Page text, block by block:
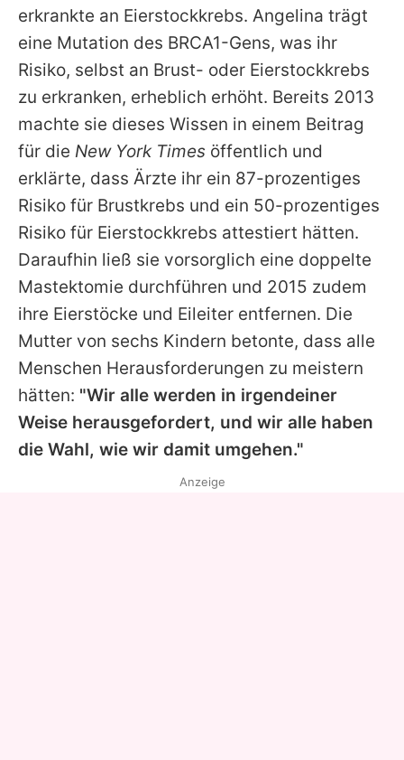
erkrankte an Eierstockkrebs. Angelina trägt
eine Mutation des BRCA1-Gens, was ihr
Risiko, selbst an Brust- oder Eierstockkrebs
zu erkranken, erheblich erhöht. Bereits 2013
machte sie dieses Wissen in einem Beitrag
für die New York Times öffentlich und
erklärte, dass Ärzte ihr ein 87-prozentiges
Risiko für Brustkrebs und ein 50-prozentiges
Risiko für Eierstockkrebs attestiert hätten.
Daraufhin ließ sie vorsorglich eine doppelte
Mastektomie durchführen und 2015 zudem
ihre Eierstöcke und Eileiter entfernen. Die
Mutter von sechs Kindern betonte, dass alle
Menschen Herausforderungen zu meistern
hätten: "Wir alle werden in irgendeiner
Weise herausgefordert, und wir alle haben
die Wahl, wie wir damit umgehen."
Anzeige